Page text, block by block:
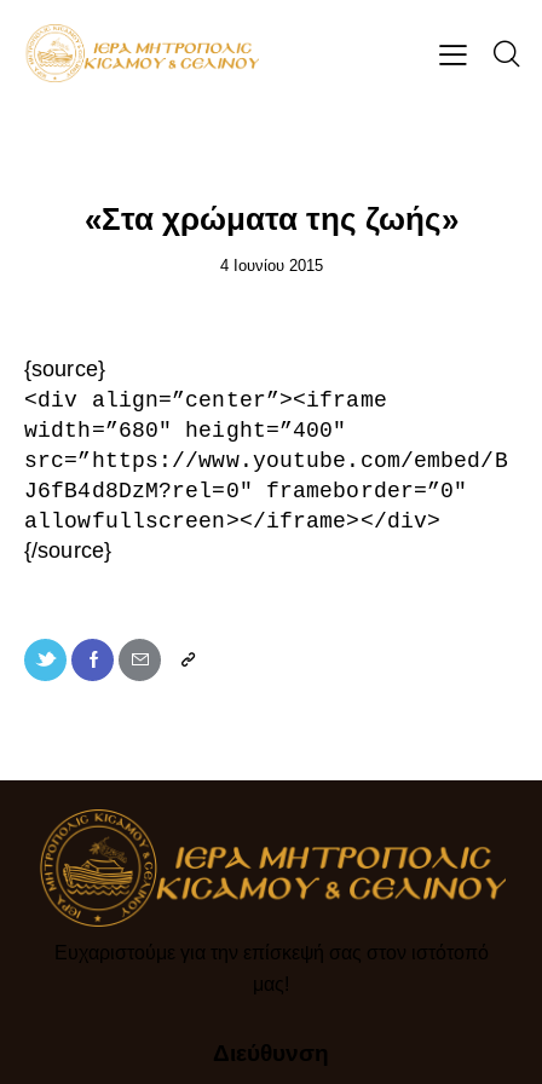
«Στα χρώματα της ζωής»
4 Ιουνίου 2015
{source}
<div align=”center”><iframe
width=”680″ height=”400″
src=”https://www.youtube.com/embed/B
J6fB4d8DzM?rel=0″ frameborder=”0″
allowfullscreen></iframe></div>
{/source}
Ευχαριστούμε για την επίσκεψή σας στον ιστότοπό
μας!​
Διεύθυνση